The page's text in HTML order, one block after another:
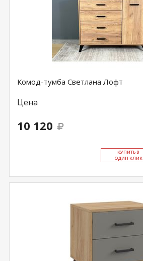
Комод-тумба Светлана Лофт
Цена
10 120
КУ­ПИТЬ В
ОДИН КЛИК